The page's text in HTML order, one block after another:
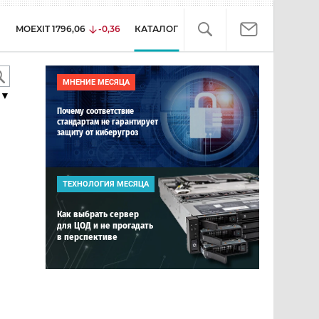
MOEXIT 1796,06 -0,36 КАТАЛОГ
▼
МНЕНИЕ МЕСЯЦА
Почему соответствие
стандартам не гарантирует
защиту от киберугроз
ТЕХНОЛОГИЯ МЕСЯЦА
Как выбрать сервер
для ЦОД и не прогадать
в перспективе